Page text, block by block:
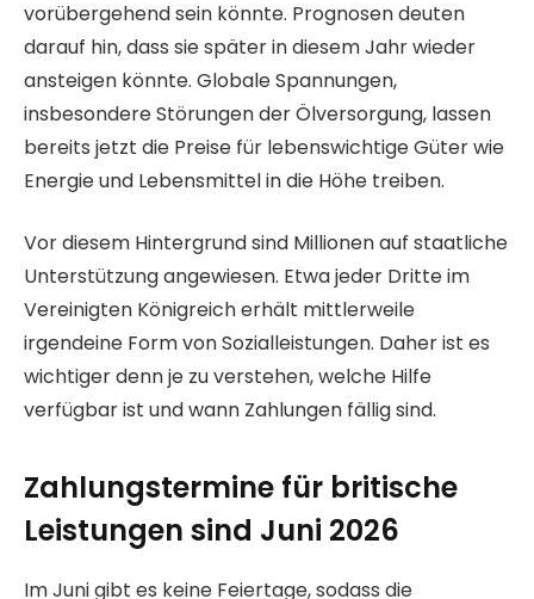
vorübergehend sein könnte. Prognosen deuten
darauf hin, dass sie später in diesem Jahr wieder
ansteigen könnte. Globale Spannungen,
insbesondere Störungen der Ölversorgung, lassen
bereits jetzt die Preise für lebenswichtige Güter wie
Energie und Lebensmittel in die Höhe treiben.
Vor diesem Hintergrund sind Millionen auf staatliche
Unterstützung angewiesen. Etwa jeder Dritte im
Vereinigten Königreich erhält mittlerweile
irgendeine Form von Sozialleistungen. Daher ist es
wichtiger denn je zu verstehen, welche Hilfe
verfügbar ist und wann Zahlungen fällig sind.
Zahlungstermine für britische
Leistungen sind Juni 2026
Im Juni gibt es keine Feiertage, sodass die